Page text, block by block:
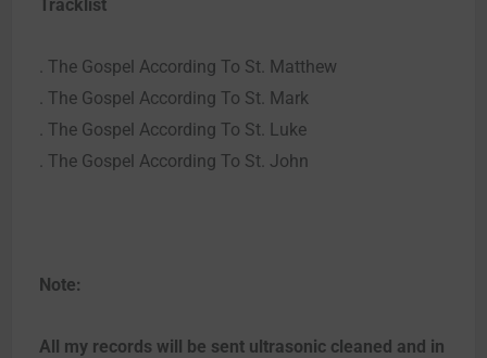
Tracklist
. The Gospel According To St. Matthew
. The Gospel According To St. Mark
. The Gospel According To St. Luke
. The Gospel According To St. John
Note:
All my records will be sent ultrasonic cleaned and in